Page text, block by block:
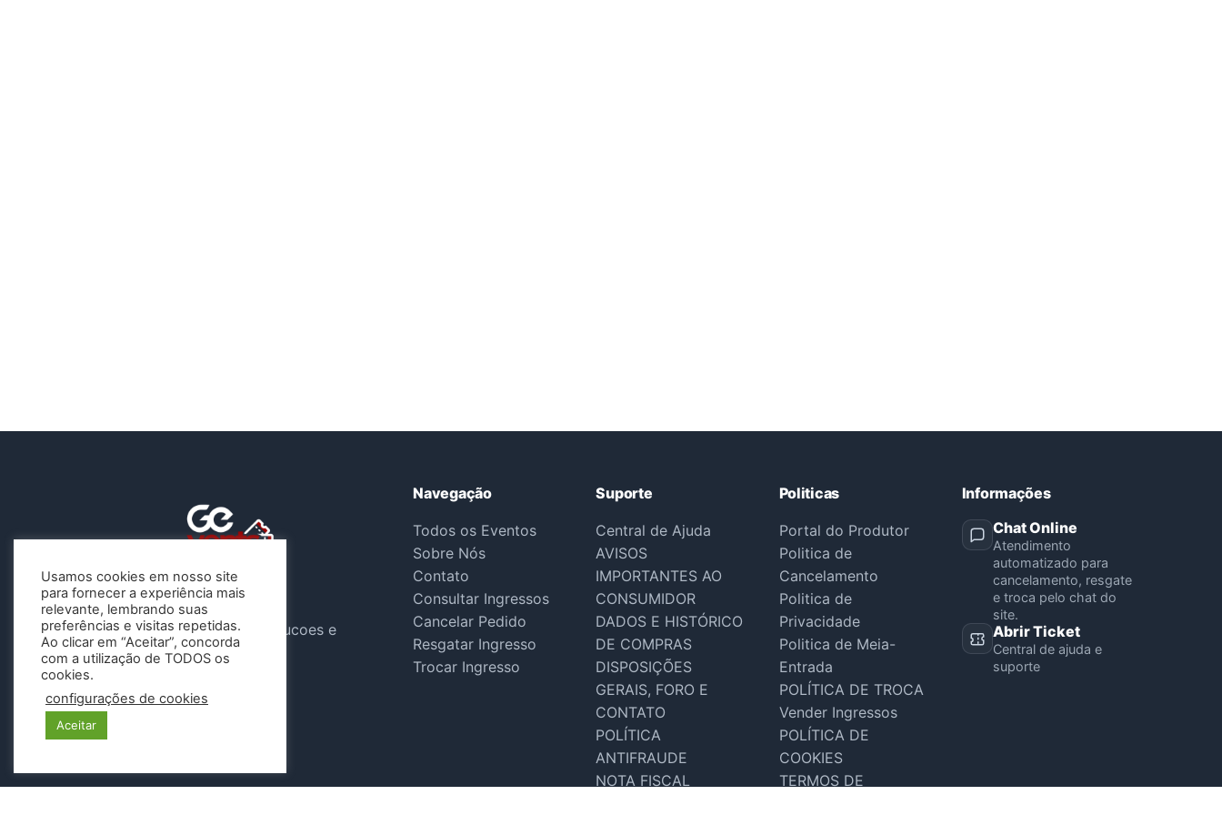
A Gevents atua sob o CNPJ
46.647.904/0001-04 , G e Solucoes e
Eventos LTDA
Siga-nos
Navegação
Todos os Eventos
Sobre Nós
Contato
Consultar Ingressos
Cancelar Pedido
Resgatar Ingresso
Trocar Ingresso
Suporte
Central de Ajuda
AVISOS
IMPORTANTES AO
CONSUMIDOR
DADOS E HISTÓRICO
DE COMPRAS
DISPOSIÇÕES
GERAIS, FORO E
CONTATO
POLÍTICA
ANTIFRAUDE
NOTA FISCAL
Politicas
Portal do Produtor
Politica de
Cancelamento
Politica de
Privacidade
Politica de Meia-
Entrada
POLÍTICA DE TROCA
Vender Ingressos
POLÍTICA DE
COOKIES
TERMOS DE
Informações
Chat Online
Atendimento
automatizado para
cancelamento, resgate
e troca pelo chat do
site.
Abrir Ticket
Central de ajuda e
suporte
Usamos cookies em nosso site
para fornecer a experiência mais
relevante, lembrando suas
preferências e visitas repetidas.
Ao clicar em “Aceitar”, concorda
com a utilização de TODOS os
cookies.
configurações de cookies
Aceitar